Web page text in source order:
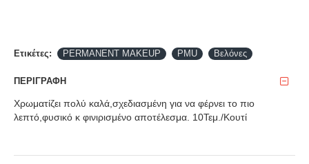
Ετικέτες: PERMANENT MAKEUP PMU Βελόνες
ΠΕΡΙΓΡΑΦΉ
Χρωματίζει πολύ καλά,σχεδιασμένη για να φέρνει το πιο
λεπτό,φυσικό κ φινιρισμένο αποτέλεσμα. 10Τεμ./Κουτί